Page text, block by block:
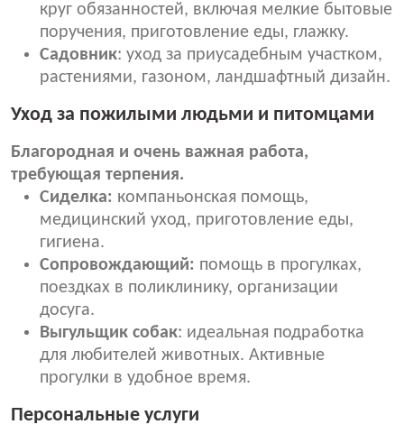
круг обязанностей, включая мелкие бытовые
поручения, приготовление еды, глажку.
Садовник: уход за приусадебным участком,
растениями, газоном, ландшафтный дизайн.
Уход за пожилыми людьми и питомцами
Благородная и очень важная работа,
требующая терпения.
Сиделка: компаньонская помощь,
медицинский уход, приготовление еды,
гигиена.
Сопровождающий: помощь в прогулках,
поездках в поликлинику, организации
досуга.
Выгульщик собак: идеальная подработка
для любителей животных. Активные
прогулки в удобное время.
Персональные услуги